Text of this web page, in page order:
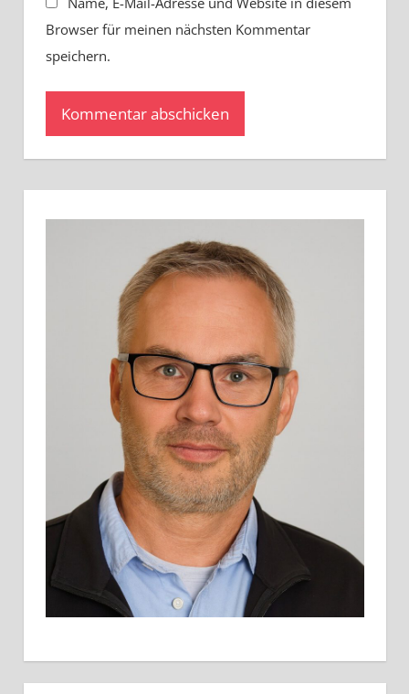
Browser für meinen nächsten Kommentar
speichern.